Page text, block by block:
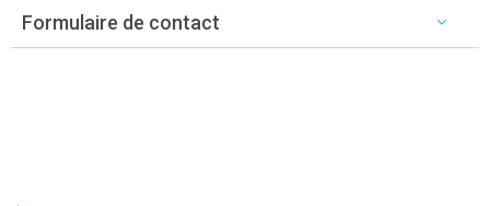
Formulaire de contact